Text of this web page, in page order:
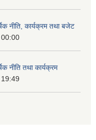
नीति, कार्यक्रम तथा बजेट
नीति तथा कार्यक्रम